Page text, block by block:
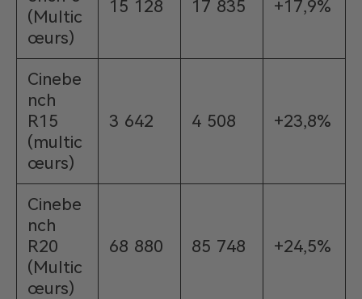
(Multic
œurs)
15 128 17 835 +17,9%
Cinebe
nch
R15
(multic
œurs)
3 642 4 508 +23,8%
Cinebe
nch
R20
(Multic
œurs)
68 880 85 748 +24,5%